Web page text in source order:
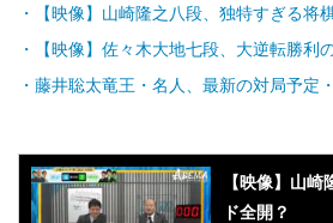
【映像】山崎隆之八段、独特すぎる将
【映像】佐々木大地七段、大逆転勝利
藤井聡太竜王・名人、最新の対局予定
【映像】山
ド全開？